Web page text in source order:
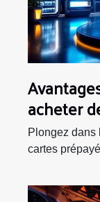
acheter
Allopass
Plongez dans
cartes